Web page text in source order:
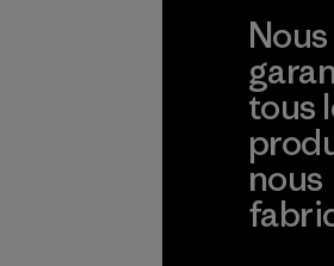
Nous
tous
nous